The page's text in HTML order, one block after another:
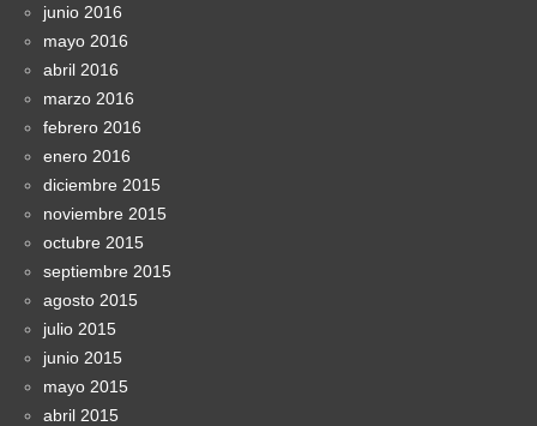
junio 2016
mayo 2016
abril 2016
marzo 2016
febrero 2016
enero 2016
diciembre 2015
noviembre 2015
octubre 2015
septiembre 2015
agosto 2015
julio 2015
junio 2015
mayo 2015
abril 2015